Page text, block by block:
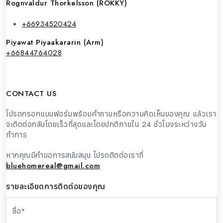
Rognvaldur Thorkelsson (ROKKY)
+66934520424
Piyawat Piyaakararin (Arm)
+66844764028
CONTACT US
โปรดกรอกแบบฟอร์มพร้อมคำถามหรือความคิดเห็นของคุณ แล้วเรา
จะติดต่อกลับโดยเร็วที่สุดและโดยปกติภายใน 24 ชั่วโมงระหว่างวัน
ทำการ
หากคุณมีคำขอการสนับสนุน โปรดติดต่อเราที่
bluehomereal@gmail.com
รายละเอียดการติดต่อของคุณ
ชื่อ*